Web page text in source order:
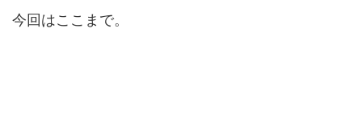
今回はここまで。